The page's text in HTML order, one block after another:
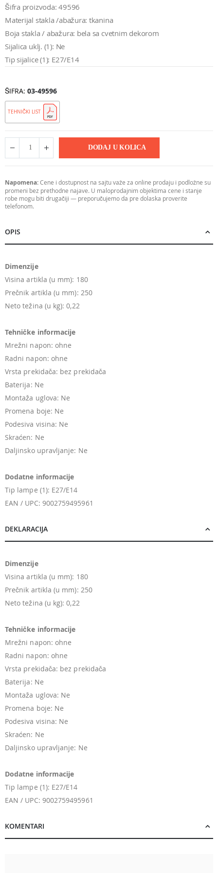
Šifra proizvoda: 49596
Materijal stakla /abažura: tkanina
Boja stakla / abažura: bela sa cvetnim dekorom
Sijalica uklj. (1): Ne
Tip sijalice (1): E27/E14
ŠIFRA 03-49596
TEHNIČKI LIST
DODAJ U KOLICA
Napomena:Cene i dostupnost na sajtu važe za online prodaju i podložne su
promeni bez prethodne najave. U maloprodajnim objektima cene i stanje
robe mogu biti drugačiji — preporučujemo da pre dolaska proverite
telefonom.
OPIS
Dimenzije
Visina artikla (u mm): 180
Prečnik artikla (u mm): 250
Neto težina (u kg): 0,22
Tehničke informacije
Mrežni napon: ohne
Radni napon: ohne
Vrsta prekidača: bez prekidača
Baterija: Ne
Montaža uglova: Ne
Promena boje: Ne
Podesiva visina: Ne
Skraćen: Ne
Daljinsko upravljanje: Ne
Dodatne informacije
Tip lampe (1): E27/E14
EAN / UPC: 9002759495961
DEKLARACIJA
Dimenzije
Visina artikla (u mm): 180
Prečnik artikla (u mm): 250
Neto težina (u kg): 0,22
Tehničke informacije
Mrežni napon: ohne
Radni napon: ohne
Vrsta prekidača: bez prekidača
Baterija: Ne
Montaža uglova: Ne
Promena boje: Ne
Podesiva visina: Ne
Skraćen: Ne
Daljinsko upravljanje: Ne
Dodatne informacije
Tip lampe (1): E27/E14
EAN / UPC: 9002759495961
KOMENTARI